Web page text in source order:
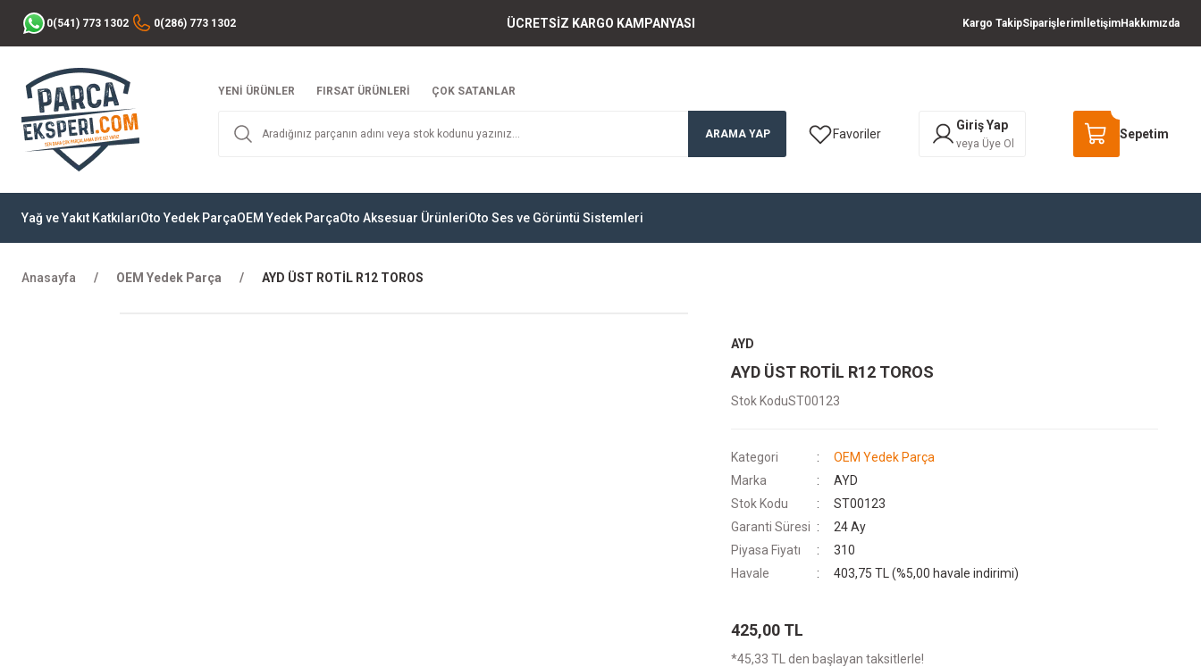
0(541) 773 1302 0(286) 773 1302 ÜCRETSİZ KARGO KAMPANYASI Kargo TakipSiparişlerimİletişimHakkımızda
YENİ ÜRÜNLER FIRSAT ÜRÜNLERİ ÇOK SATANLAR
ARAMA YAP Favoriler
Giriş Yap
veya Üye Ol
Sepetim
Yağ ve Yakıt KatkılarıOto Yedek ParçaOEM Yedek ParçaOto Aksesuar ÜrünleriOto Ses ve Görüntü Sistemleri
Anasayfa OEM Yedek Parça AYD ÜST ROTİL R12 TOROS
AYD
AYD ÜST ROTİL R12 TOROS
Stok KoduST00123
Kategori
OEM Yedek Parça
Marka
AYD
Stok Kodu
ST00123
Garanti Süresi
24 Ay
Piyasa Fiyatı
310
Havale
403,75 TL (%5,00 havale indirimi)
425,00 TL
*45,33 TL den başlayan taksitlerle!